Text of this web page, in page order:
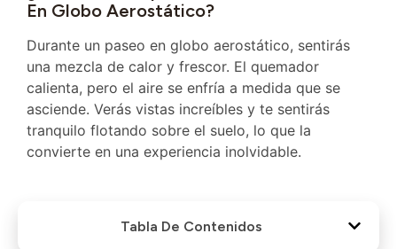
En Globo Aerostático?
Durante un paseo en globo aerostático, sentirás
una mezcla de calor y frescor. El quemador
calienta, pero el aire se enfría a medida que se
asciende. Verás vistas increíbles y te sentirás
tranquilo flotando sobre el suelo, lo que la
convierte en una experiencia inolvidable.
Tabla De Contenidos